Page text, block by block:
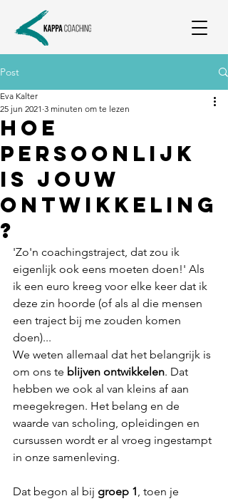
Post
Hoe
persoonlijk
is jouw
ontwikkeling
?
Eva Kalter
25 jun 2021 3 minuten om te lezen
'Zo'n coachingstraject, dat zou ik
eigenlijk ook eens moeten doen!' Als
ik een euro kreeg voor elke keer dat ik
deze zin hoorde (of als al die mensen
een traject bij me zouden komen
doen)...
We weten allemaal dat het belangrijk is
om ons te blijven ontwikkelen. Dat
hebben we ook al van kleins af aan
meegekregen. Het belang en de
waarde van scholing, opleidingen en
cursussen wordt er al vroeg ingestampt
in onze samenleving.
Dat begon al bij groep 1, toen je